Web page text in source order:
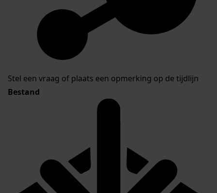
Stel een vraag of plaats een opmerking op de tijdlijn
Bestand